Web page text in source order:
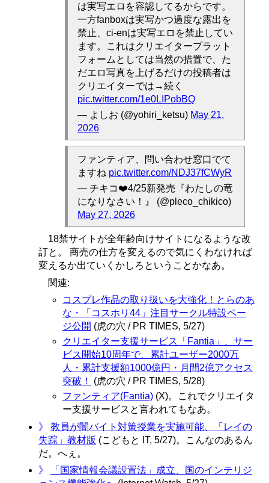
は実写エロを容認してるからです。
一方fanboxは実写かつ過度な露出を
禁止、ci-enは実写エロを禁止してい
ます。これはクリエイタープラット
フォームとしては当然の措置で、た
だエロ写真を上げるだけの投稿者は
クリエイターでは→続く
pic.twitter.com/1e0LIPobBQ
— よしお (@yohiri_ketsu) May 21,
2026
ファンティア、問い合わせ窓口でて
ますね pic.twitter.com/NDJ37fCWyR
— チキコ❤️4/25新発売『わたしの竜
になりなさい！』 (@pleco_chikico)
May 27, 2026
18禁サイトが全年齢向けサイトになるような改
訂と。 商売の仕方を変えるので気にくわなければ
変えるか出ていくかしろということかなあ。
関連:
コスプレ作品の取り扱いを大強化！とらのあ
な・「コスホリ44」注目サークル特設ペー
ジ公開 (虎の穴 / PR TIMES, 5/27)
クリエイター支援サービス「Fantia」、サー
ビス開始10周年で、累計ユーザー2000万
人・累計支援額1000億円・月間2億アクセス
突破！
(虎の穴 / PR TIMES, 5/28)
ファンティア(Fantia) (X)。これでクリエイタ
ー支援サービスと言われてもなあ。
》
教員が闇バイト対策授業を実施可能、「レイの
失踪」教材版 (こどもと IT, 5/27)。こんなのあるん
だ。へぇ。
》
「国家情報会議設置法」成立、国のインテリジ